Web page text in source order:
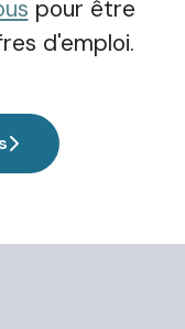
pour être
d'emploi.